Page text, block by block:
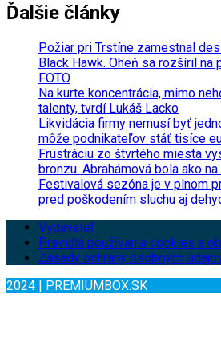
Ďalšie články
Požiar pri Trstíne zamestnal
Black Hawk. Oheň sa rozšíril na
FOTO
Na kurte koncentrácia, mimo
talenty, tvrdí Lukáš Lacko
Likvidácia firmy nemusí byť
môže podnikateľov stáť tisíce
Frustráciu zo štvrtého miesta
bronzu. Abrahámová bola ako
Festivalová sezóna je v plnom
pred poškodením sluchu aj
Vydavateľ
Pravidlá používania cookies a
Zásady ochrany osobných
2024 | PREMIUMBOX.SK